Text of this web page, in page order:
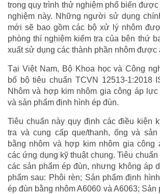
trong quy trình thử nghiệm phổ biến
nghiệm này. Những người sử dụng
mới sẽ bao gồm các bộ xử lý nhôm
phòng thí nghiệm kiểm tra của bên thứ
xuất sử dụng các thành phần nhôm được
Tại Việt Nam, Bộ Khoa học và Công
bố bộ tiêu chuẩn TCVN 12513-1:2018
Nhôm và hợp kim nhôm gia công áp lực
và sản phẩm định hình ép đùn.
Tiêu chuẩn này quy định các điều kiện
tra và cung cấp que/thanh, ống và
bằng nhôm và hợp kim nhôm gia công
các ứng dụng kỹ thuật chung. Tiêu
các sản phẩm ép đùn, nhưng không áp
phẩm sau: Phôi rèn; Sản phẩm định
ép đùn bằng nhôm A6060 và A6063;